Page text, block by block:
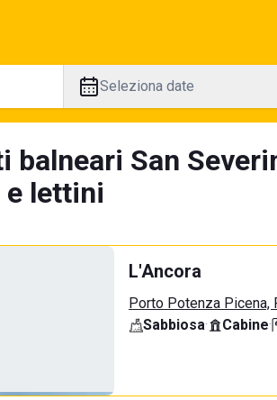
Seleziona date
balneari San
e lettini
L'Ancora
Porto Potenza Picena,
Sabbiosa· Cabine·